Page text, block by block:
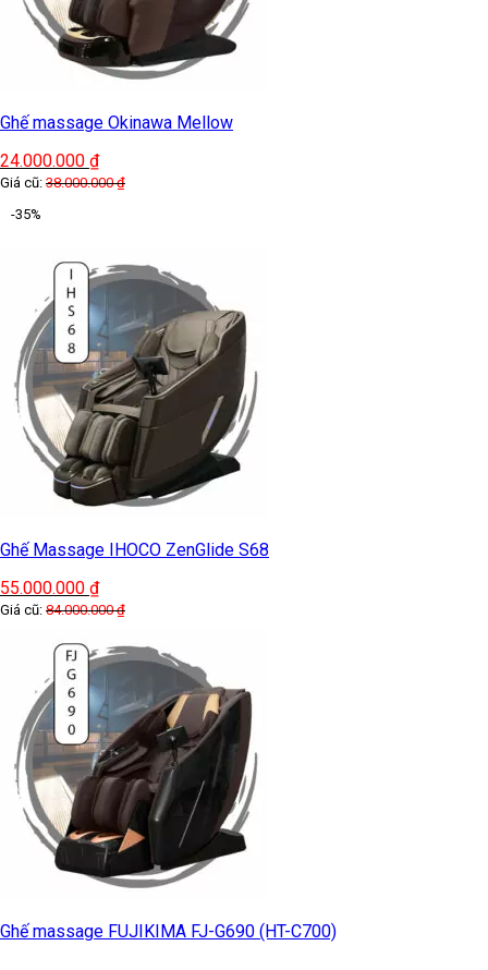
Ghế Massage IHOCO IH-1194
60.000.000₫
Giá cũ:89.000.000₫
-58%
Ghế Massage KLC K7979
41.000.000
₫
Giá cũ:97.800.000 ₫
-37%